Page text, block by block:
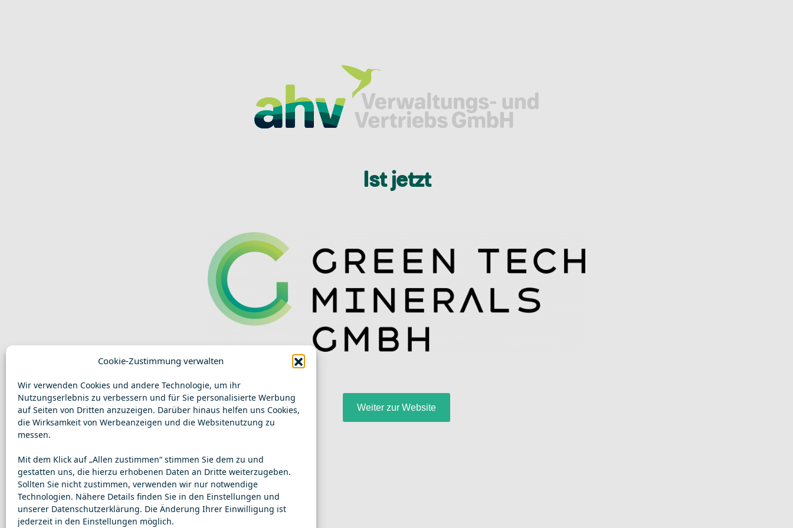
Cookie-Zustimmung verwalten
Wir verwenden Cookies und andere Technologie, um ihr
Nutzungserlebnis zu verbessern und für Sie personalisierte Werbung
auf Seiten von Dritten anzuzeigen. Darüber hinaus helfen uns Cookies,
die Wirksamkeit von Werbeanzeigen und die Websitenutzung zu
messen.
Mit dem Klick auf „Allen zustimmen“ stimmen Sie dem zu und
gestatten uns, die hierzu erhobenen Daten an Dritte weiterzugeben.
Sollten Sie nicht zustimmen, verwenden wir nur notwendige
Technologien. Nähere Details finden Sie in den Einstellungen und
unserer Datenschutzerklärung. Die Änderung Ihrer Einwilligung ist
jederzeit in den Einstellungen möglich.
Ist jetzt
Weiter zur Website